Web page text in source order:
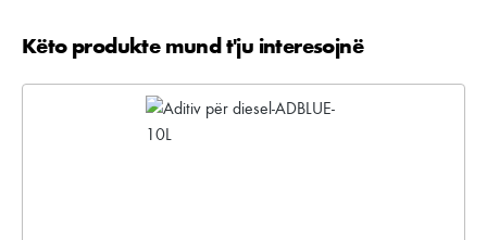
Kalo galerinë e produktit
Këto produkte mund t'ju interesojnë